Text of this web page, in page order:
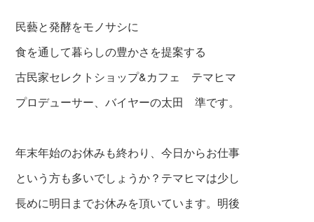
民藝と発酵をモノサシに
食を通して暮らしの豊かさを提案する
古民家セレクトショップ&カフェ テマヒマ
プロデューサー、バイヤーの太田 準です。
年末年始のお休みも終わり、今日からお仕事
という方も多いでしょうか？テマヒマは少し
長めに明日までお休みを頂いています。明後